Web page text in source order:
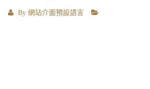
By 網站介面預設語言